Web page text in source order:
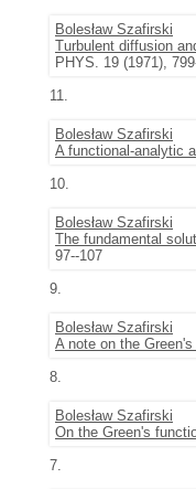
Bolesław Szafirski
Turbulent diffusion
PHYS. 19 (1971),
11.
Bolesław Szafirski
A functional-analytic
10.
Bolesław Szafirski
The fundamental
97--107
9.
Bolesław Szafirski
A note on the
8.
Bolesław Szafirski
On the Green's
7.